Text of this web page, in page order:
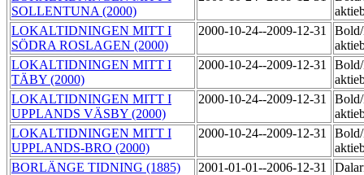
SOLLENTUNA (2000)
LOKALTIDNINGEN MITT I
SÖDRA ROSLAGEN (2000)
2000-10-24--2009-12-31
LOKALTIDNINGEN MITT I
TÄBY (2000)
2000-10-24--2009-12-31
LOKALTIDNINGEN MITT I
UPPLANDS VÄSBY (2000)
2000-10-24--2009-12-31
LOKALTIDNINGEN MITT I
UPPLANDS-BRO (2000)
2000-10-24--2009-12-31
BORLÄNGE TIDNING (1885)
2001-01-01--2006-12-31